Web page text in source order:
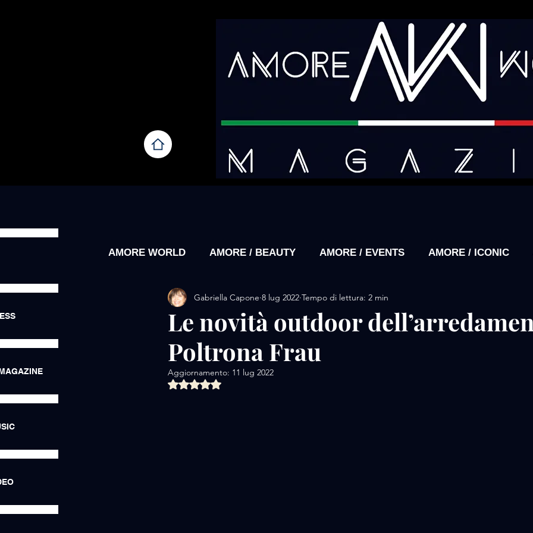
AMORE WORLD AMORE / BEAUTY AMORE / EVENTS AMORE / ICONIC
AMORE / EXHIBITIONS AMORE / DESIGN AMORE / MOTORS / SPORT
AMORE / LUXURY LIFE AMORE/ MOVIE
Le novità outdoor
Poltrona Frau
Gabriella Capone 8 lug 2022 Tempo di lettura: 2 min
Aggiornamento: 11 lug 2022
Valutazione NaN stelle su 5.